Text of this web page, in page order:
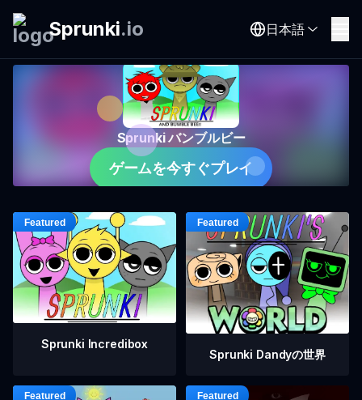
Sprunki.io 日本語
Sprunki バンブルビー
ゲームを今すぐプレイ
Sprunki Incredibox
Sprunki Dandyの世界